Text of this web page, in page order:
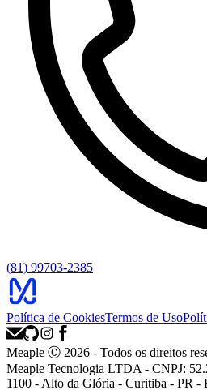
(81) 99703-2385
Política de CookiesTermos de Uso
Meaple Ⓒ 2026 - Todos os direitos
Meaple Tecnologia LTDA - CNPJ:
1100 - Alto da Glória - Curitiba - PR -